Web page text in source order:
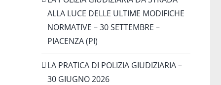
ALLA LUCE DELLE ULTIME MODIFICHE
NORMATIVE – 30 SETTEMBRE –
PIACENZA (PI)
LA PRATICA DI POLIZIA GIUDIZIARIA –
30 GIUGNO 2026